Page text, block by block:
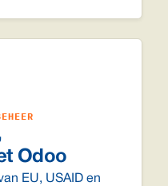
Odoo
EU, USAID en